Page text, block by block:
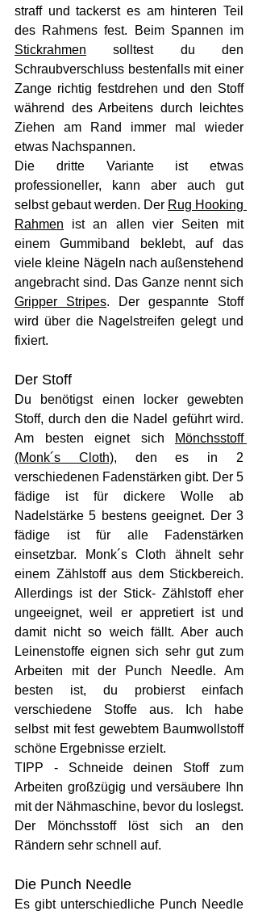
straff und tackerst es am hinteren Teil
Stickrahmen solltest du den
Schraubverschluss bestenfalls mit einer
Zange richtig festdrehen und den Stoff
während des Arbeitens durch leichtes
Ziehen am Rand immer mal wieder
etwas Nachspannen.
Die dritte Variante ist etwas
professioneller, kann aber auch gut
selbst gebaut werden. Der Rug Hooking
Rahmen ist an allen vier Seiten mit
einem Gummiband beklebt, auf das
viele kleine Nägeln nach außenstehend
angebracht sind. Das Ganze nennt sich
Gripper Stripes.
Der gespannte Stoff
wird über die Nagelstreifen gelegt und
fixiert.
Der Stoff
Du benötigst einen locker gewebten
Stoff, durch den die Nadel geführt wird.
Am besten eignet sich
Mönchsstoff
(Monk´s Cloth), den es in 2
verschiedenen Fadenstärken gibt. Der 5
fädige ist für dickere Wolle ab
Nadelstärke 5 bestens geeignet. Der 3
fädige ist für alle Fadenstärken
einsetzbar. Monk´s Cloth ähnelt sehr
einem Zählstoff aus dem Stickbereich.
Allerdings ist der Stick- Zählstoff eher
ungeeignet, weil er appretiert ist und
damit nicht so weich fällt. Aber auch
Leinenstoffe eignen sich sehr gut zum
Arbeiten mit der Punch Needle. Am
besten ist, du probierst einfach
verschiedene Stoffe aus. Ich habe
selbst mit fest gewebtem Baumwollstoff
schöne Ergebnisse erzielt.
TIPP - Schneide deinen Stoff zum
Arbeiten großzügig und versäubere Ihn
mit der Nähmaschine, bevor du loslegst.
Der Mönchsstoff löst sich an den
Rändern sehr schnell auf.
Die Punch Needle
Es gibt unterschiedliche Punch Needle